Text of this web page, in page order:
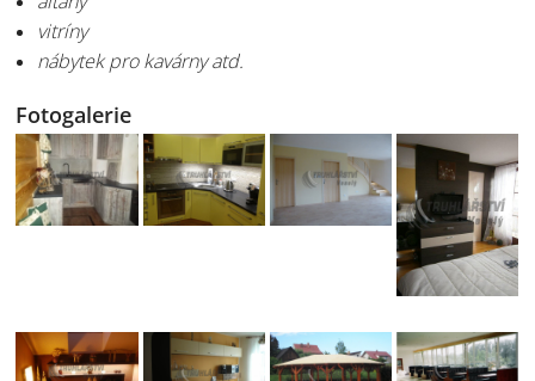
vitríny
nábytek pro kavárny atd.
Fotogalerie